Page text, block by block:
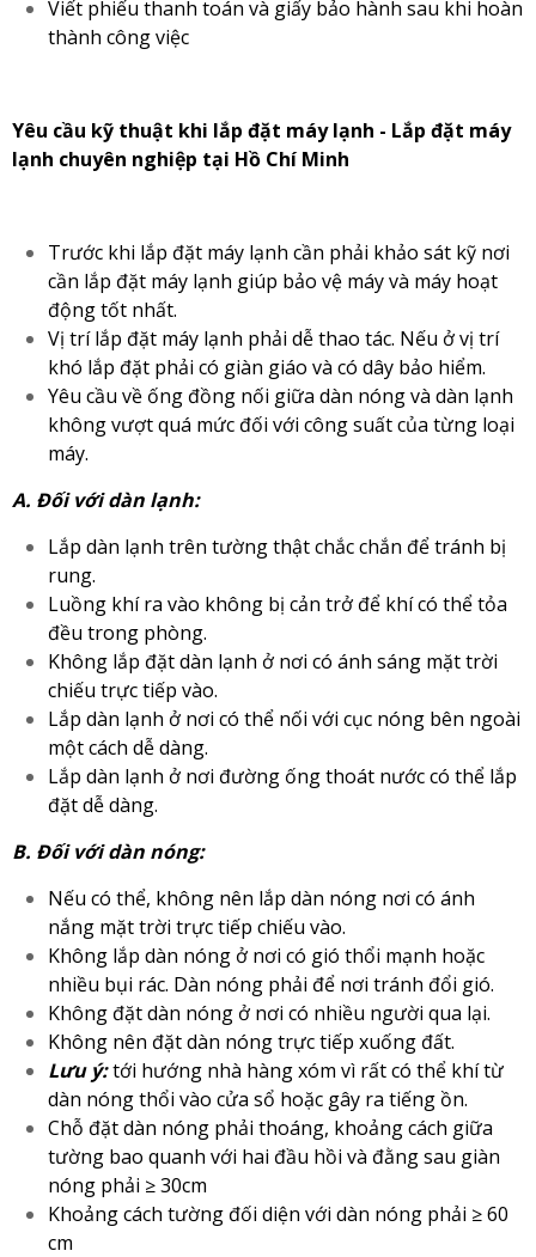
Viết phiếu thanh toán và giấy bảo hành sau khi hoàn
thành công việc
Yêu cầu kỹ thuật khi lắp đặt máy lạnh - Lắp đặt máy
lạnh chuyên nghiệp tại Hồ Chí Minh
Trước khi lắp đặt máy lạnh cần phải khảo sát kỹ nơi
cần lắp đặt máy lạnh giúp bảo vệ máy và máy hoạt
động tốt nhất.
Vị trí lắp đặt máy lạnh phải dễ thao tác. Nếu ở vị trí
khó lắp đặt phải có giàn giáo và có dây bảo hiểm.
Yêu cầu về ống đồng nối giữa dàn nóng và dàn lạnh
không vượt quá mức đối với công suất của từng loại
máy.
A. Đối với dàn lạnh:
Lắp dàn lạnh trên tường thật chắc chắn để tránh bị
rung.
Luồng khí ra vào không bị cản trở để khí có thể tỏa
đều trong phòng.
Không lắp đặt dàn lạnh ở nơi có ánh sáng mặt trời
chiếu trực tiếp vào.
Lắp dàn lạnh ở nơi có thể nối với cục nóng bên ngoài
một cách dễ dàng.
Lắp dàn lạnh ở nơi đường ống thoát nước có thể lắp
đặt dễ dàng.
B. Đối với dàn nóng:
Nếu có thể, không nên lắp dàn nóng nơi có ánh
nắng mặt trời trực tiếp chiếu vào.
Không lắp dàn nóng ở nơi có gió thổi mạnh hoặc
nhiều bụi rác. Dàn nóng phải để nơi tránh đổi gió.
Không đặt dàn nóng ở nơi có nhiều người qua lại.
Không nên đặt dàn nóng trực tiếp xuống đất.
Lưu ý:tới hướng nhà hàng xóm vì rất có thể khí từ
dàn nóng thổi vào cửa sổ hoặc gây ra tiếng ồn.
Chỗ đặt dàn nóng phải thoáng, khoảng cách giữa
tường bao quanh với hai đầu hồi và đằng sau giàn
nóng phải ≥ 30cm
Khoảng cách tường đối diện với dàn nóng phải ≥ 60
cm